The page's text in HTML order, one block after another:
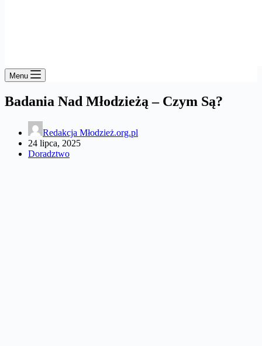
Menu
Badania Nad Młodzieżą – Czym Są?
Redakcja Młodzież.org.pl
24 lipca, 2025
Doradztwo